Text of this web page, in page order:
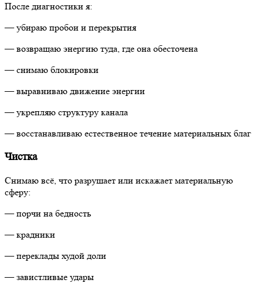
После диагностики я:
— убираю пробои и перекрытия
— возвращаю энергию туда, где она обесточена
— снимаю блокировки
— выравниваю движение энергии
— укрепляю структуру канала
— восстанавливаю естественное течение материальных благ
Чистка
Снимаю всё, что разрушает или искажает материальную
сферу:
— порчи на бедность
— крадники
— переклады худой доли
— завистливые удары